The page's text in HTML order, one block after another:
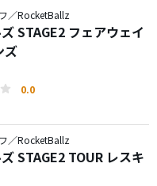
／RocketBallz
STAGE2 フェアウェイ
ズ
0.0
／RocketBallz
STAGE2 TOUR レスキ